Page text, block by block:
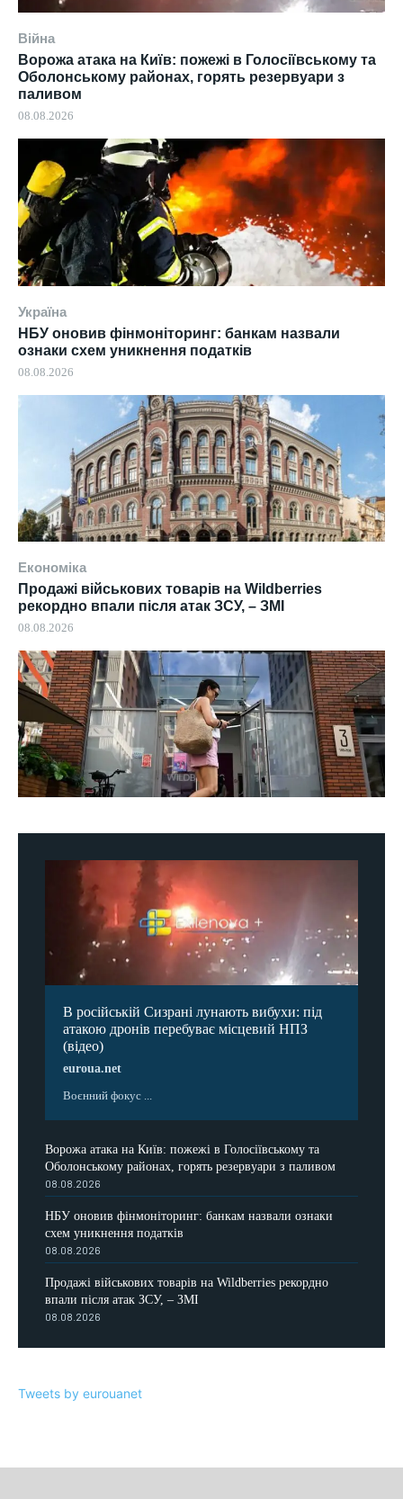
Війна
Ворожа атака на Київ: пожежі в Голосіївському та
Оболонському районах, горять резервуари з
паливом
08.08.2026
Україна
НБУ оновив фінмоніторинг: банкам назвали
ознаки схем уникнення податків
08.08.2026
Економіка
Продажі військових товарів на Wildberries
рекордно впали після атак ЗСУ, – ЗМІ
08.08.2026
В російській Сизрані лунають вибухи: під
атакою дронів перебуває місцевий НПЗ
(відео)
euroua.net
Воєнний фокус ...
Ворожа атака на Київ: пожежі в Голосіївському та
Оболонському районах, горять резервуари з паливом
08.08.2026
НБУ оновив фінмоніторинг: банкам назвали ознаки
схем уникнення податків
08.08.2026
Продажі військових товарів на Wildberries рекордно
впали після атак ЗСУ, – ЗМІ
08.08.2026
Tweets by eurouanet